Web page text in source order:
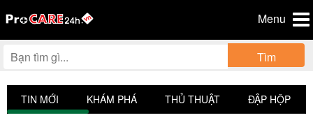
Menu
Tìm
TIN MỚI KHÁM PHÁ THỦ THUẬT ĐẬP HỘP